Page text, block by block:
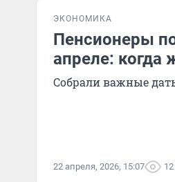
ЭКОНОМИКА
Пенсионеры
апреле: когда
Собрали важные
22 апреля, 2026, 15:07